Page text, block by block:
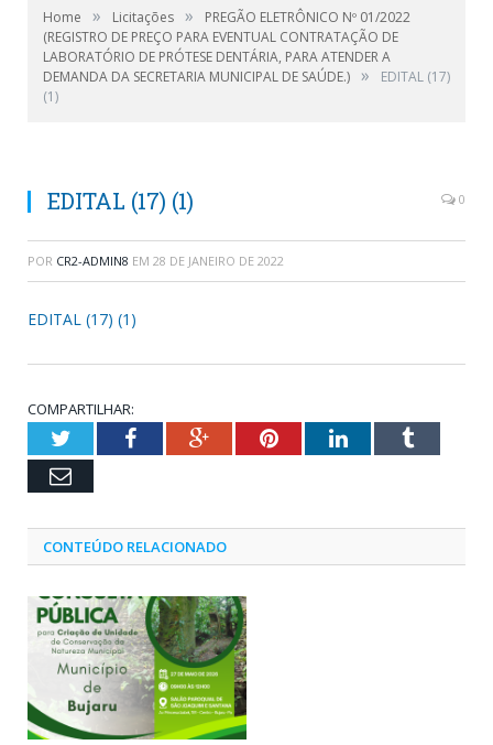
Home » Licitações »
PREGÃO ELETRÔNICO Nº 01/2022
(REGISTRO DE PREÇO PARA EVENTUAL CONTRATAÇÃO DE
LABORATÓRIO DE PRÓTESE DENTÁRIA, PARA ATENDER A
DEMANDA DA SECRETARIA MUNICIPAL DE SAÚDE.) »
EDITAL (17)
(1)
EDITAL (17) (1) 0
POR CR2-ADMIN8 EM 28 DE JANEIRO DE 2022
EDITAL (17) (1)
COMPARTILHAR:
TwitterFacebookGoogle+PinterestLinkedInTumblr
Email
CONTEÚDO RELACIONADO